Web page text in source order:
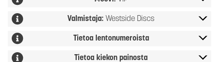
Valmistaja: Westside Discs
Tietoa lentonumeroista
Tietoa kiekon painosta